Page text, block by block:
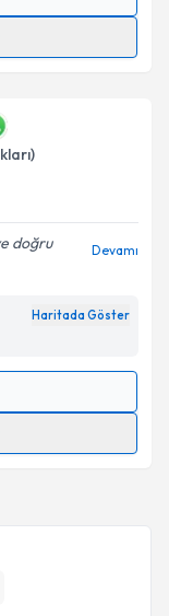
doğru
Devamı
Haritada Göster